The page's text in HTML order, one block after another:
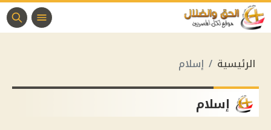
الرئيسية إسلام
إسلام